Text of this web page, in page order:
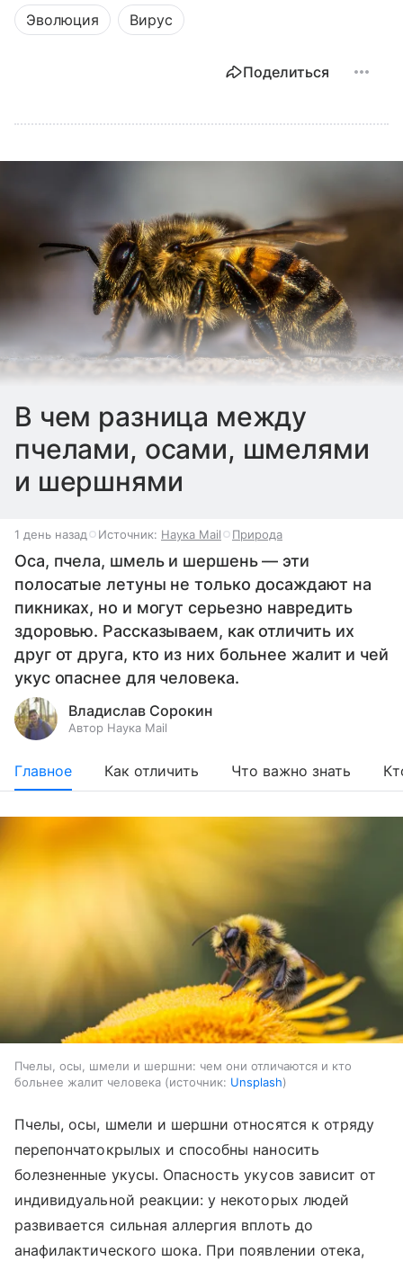
Эволюция Вирус
Поделиться
В чем разница между
пчелами, осами, шмелями
и шершнями
1 день назад Источник: Наука Mail Природа
Оса, пчела, шмель и шершень — эти
полосатые летуны не только досаждают на
пикниках, но и могут серьезно навредить
здоровью. Рассказываем, как отличить их
друг от друга, кто из них больнее жалит и чей
укус опаснее для человека.
Владислав Сорокин
Автор Наука Mail
Главное Как отличить Что важно знать
Пчелы, осы, шмели и шершни: чем они отличаются и кто
больнее жалит человека
источник: Unsplash
Пчелы, осы, шмели и шершни относятся к отряду
перепончатокрылых и способны наносить
болезненные укусы. Опасность укусов зависит от
индивидуальной реакции: у некоторых людей
развивается сильная аллергия вплоть до
анафилактического шока. При появлении отека,